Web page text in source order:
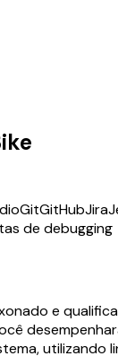
GitGitHubJira
de debugging
e